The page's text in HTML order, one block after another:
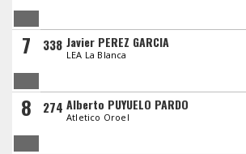
7 338 Javier PEREZ GARCIA
LEA La Blanca
8 274 Alberto PUYUELO PARDO
Atletico Oroel